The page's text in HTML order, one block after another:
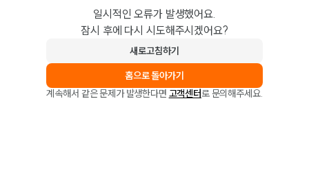
일시적인 오류가 발생했어요.
잠시 후에 다시 시도해주시겠어요?
새로고침하기
홈으로 돌아가기
계속해서 같은 문제가 발생한다면 고객센터로 문의해주세요.